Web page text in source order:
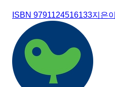
ISBN 9791124516133지은이